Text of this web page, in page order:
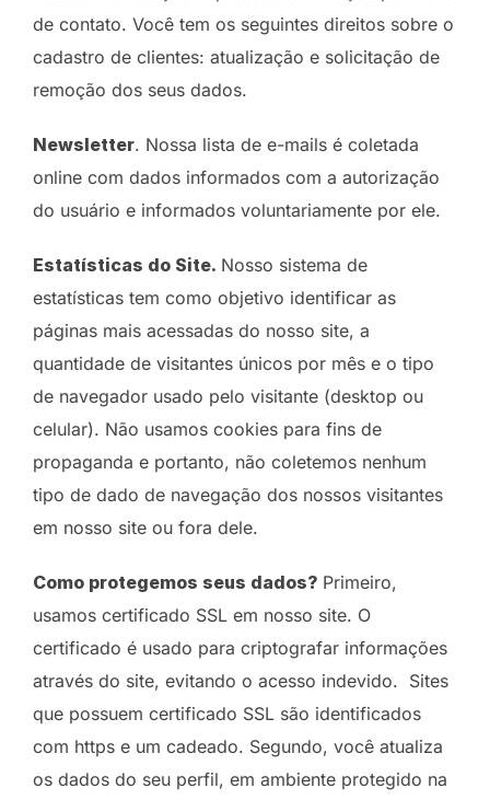
de contato. Você tem os seguintes direitos sobre o
cadastro de clientes: atualização e solicitação de
remoção dos seus dados.
Newsletter. Nossa lista de e-mails é coletada
online com dados informados com a autorização
do usuário e informados voluntariamente por ele.
Estatísticas do Site. Nosso sistema de
estatísticas tem como objetivo identificar as
páginas mais acessadas do nosso site, a
quantidade de visitantes únicos por mês e o tipo
de navegador usado pelo visitante (desktop ou
celular). Não usamos cookies para fins de
propaganda e portanto, não coletemos nenhum
tipo de dado de navegação dos nossos visitantes
em nosso site ou fora dele.
Como protegemos seus dados? Primeiro,
usamos certificado SSL em nosso site. O
certificado é usado para criptografar informações
através do site, evitando o acesso indevido. Sites
que possuem certificado SSL são identificados
com https e um cadeado. Segundo, você atualiza
os dados do seu perfil, em ambiente protegido na